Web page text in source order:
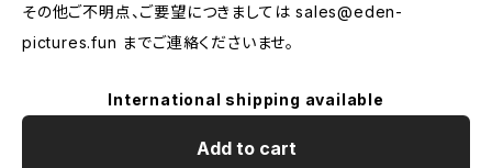
その他ご不明点、ご要望につきましてはsales@eden-
pictures.fun までご連絡くださいませ。
International shipping available
Add to cart